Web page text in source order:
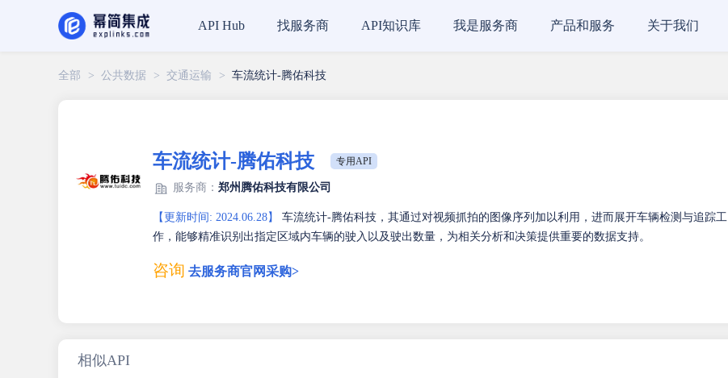
API Hub 找服务商 API知识库 我是服务商 产品和服务 关于我们
全部 > 公共数据 > 交通运输 > 车流统计-腾佑科技
车流统计-腾佑科技 专用API
服务商： 郑州腾佑科技有限公司
【更新时间: 2024.06.28】
车流统计-腾佑科技，其通过对视频抓拍的图像序列加以利用，进而展开车辆检测与追踪工
作，能够精准识别出指定区域内车辆的驶入以及驶出数量，为相关分析和决策提供重要的数据支持。
咨询 去服务商官网采购>
相似API